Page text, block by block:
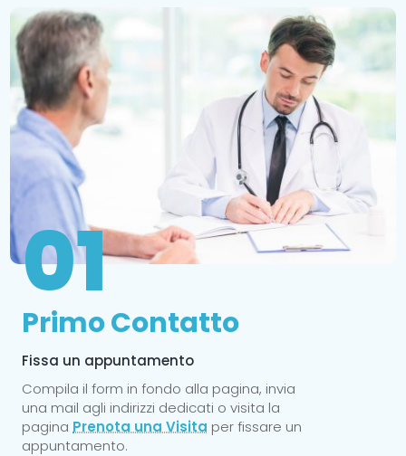
01
Primo Contatto
Fissa un appuntamento
Compila il form in fondo alla pagina, invia
una mail agli indirizzi dedicati o visita la
pagina Prenota una Visita per fissare un
appuntamento.